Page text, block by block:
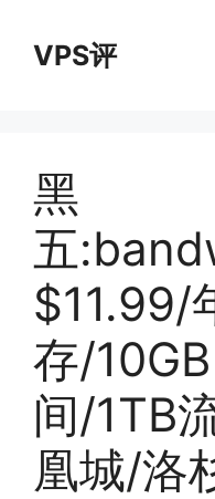
VPS评
黑
五
$11.99/
存/
间/1TB
凰城/洛